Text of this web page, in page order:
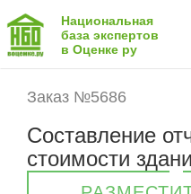
Национальная
база экспертов
в Оценке ру
Заказ №5686
Составление
стоимости